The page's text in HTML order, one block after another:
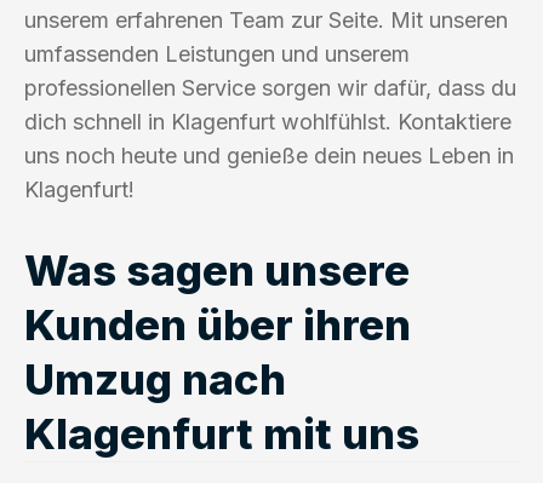
unserem erfahrenen Team zur Seite. Mit unseren
umfassenden Leistungen und unserem
professionellen Service sorgen wir dafür, dass du
dich schnell in Klagenfurt wohlfühlst. Kontaktiere
uns noch heute und genieße dein neues Leben in
Klagenfurt!
Was sagen unsere
Kunden über ihren
Umzug nach
Klagenfurt mit uns